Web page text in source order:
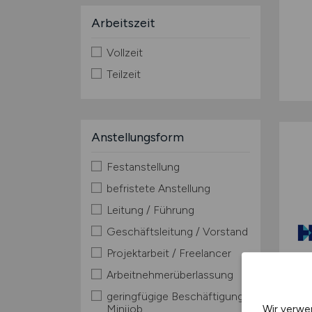
Arbeitszeit
Vollzeit
Teilzeit
Anstellungsform
Festanstellung
befristete Anstellung
Leitung / Führung
Geschäftsleitung / Vorstand
Projektarbeit / Freelancer
Arbeitnehmerüberlassung
geringfügige Beschäftigung /
Minijob
Wir